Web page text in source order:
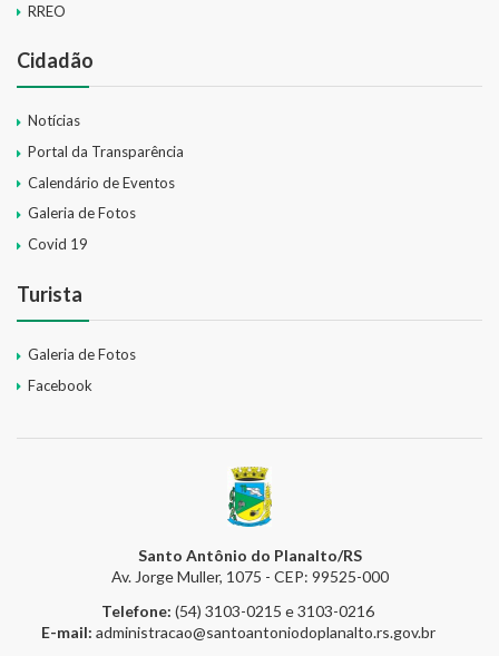
RREO
Cidadão
Notícias
Portal da Transparência
Calendário de Eventos
Galeria de Fotos
Covid 19
Turista
Galeria de Fotos
Facebook
Santo Antônio do Planalto/RS
Av. Jorge Muller, 1075 - CEP: 99525-000
Telefone: (54) 3103-0215 e 3103-0216
E-mail: administracao@santoantoniodoplanalto.rs.gov.br